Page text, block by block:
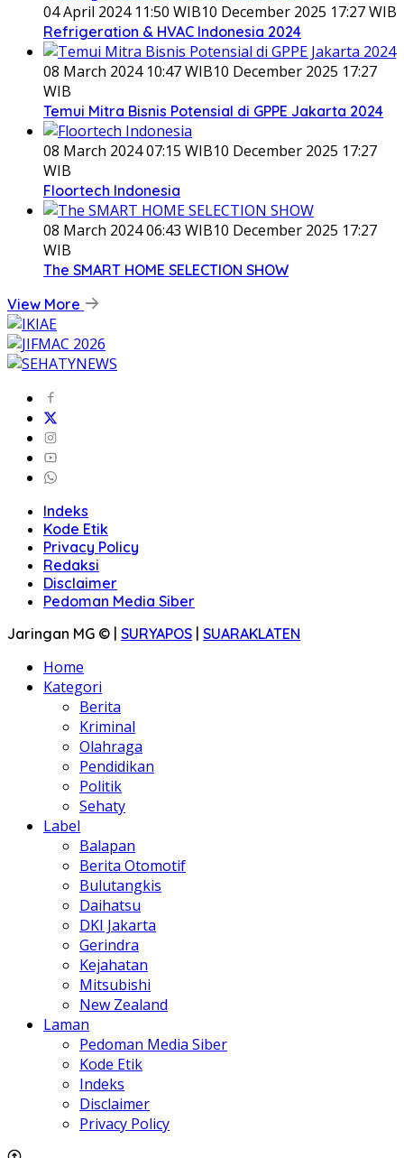
04 April 2024 11:50 WIB10 December 2025 17:27 WIB
Refrigeration & HVAC Indonesia 2024
08 March 2024 10:47 WIB10 December 2025 17:27
WIB
Temui Mitra Bisnis Potensial di GPPE Jakarta 2024
08 March 2024 07:15 WIB10 December 2025 17:27
WIB
Floortech Indonesia
08 March 2024 06:43 WIB10 December 2025 17:27
WIB
The SMART HOME SELECTION SHOW
View More
Indeks
Kode Etik
Privacy Policy
Redaksi
Disclaimer
Pedoman Media Siber
Jaringan MG © | SURYAPOS | SUARAKLATEN
Home
Kategori
Berita
Kriminal
Olahraga
Pendidikan
Politik
Sehaty
Label
Balapan
Berita Otomotif
Bulutangkis
Daihatsu
DKI Jakarta
Gerindra
Kejahatan
Mitsubishi
New Zealand
Laman
Pedoman Media Siber
Kode Etik
Indeks
Disclaimer
Privacy Policy